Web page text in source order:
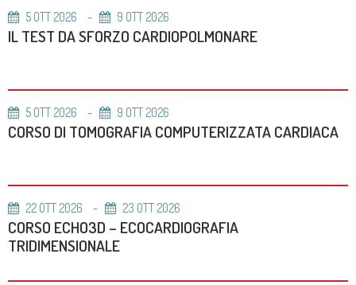
5 OTT 2026 9 OTT 2026
IL TEST DA SFORZO CARDIOPOLMONARE
5 OTT 2026 9 OTT 2026
CORSO DI TOMOGRAFIA COMPUTERIZZATA CARDIACA
22 OTT 2026 23 OTT 2026
CORSO ECHO3D – ECOCARDIOGRAFIA
TRIDIMENSIONALE